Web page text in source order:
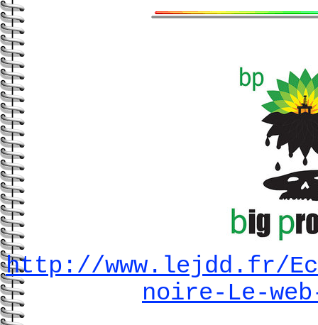
http://www.lejdd.fr/
noire-Le-